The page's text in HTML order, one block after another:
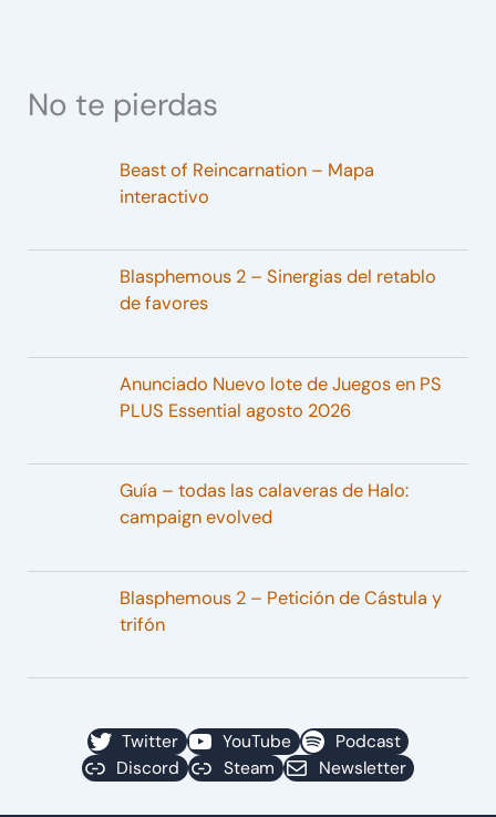
No te pierdas
Beast of Reincarnation – Mapa
interactivo
Blasphemous 2 – Sinergias del retablo
de favores
Anunciado Nuevo lote de Juegos en PS
PLUS Essential agosto 2026
Guía – todas las calaveras de Halo:
campaign evolved
Blasphemous 2 – Petición de Cástula y
trifón
Twitter YouTube
Podcast
Discord
Steam Newsletter